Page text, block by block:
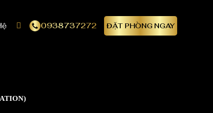
0938737272 ĐẶT PHÒNG NGAY